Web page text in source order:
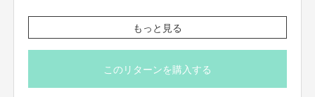
いという個人的感情です。
僕がこの映画に社会的に意義があると感じたからです。
■10月25日(日)14時から東京国際フォーラムで開催するコ
ラボ講演会に会場参加できます。
■当日、携帯やメールなど支援したことが分かるものをご
もっと見る
このリターンを購入する